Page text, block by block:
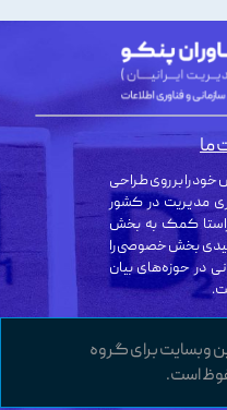
وبسایت برای گروه
است.
را بر روی طراحی
مدیریت در کشور
کمک به بخش
بخش خصوصی را
در حوزه‌های بیان
ما